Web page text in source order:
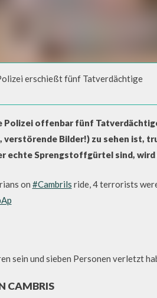
erschießt fünf Tatverdächtige
ERSCHIESST
Polizei offenbar fünf
Bilder!) zu sehen ist,
echte Sprengstoffgürtel sind,
on #Cambrils ride, 4 terrorists
sein und sieben Personen verletzt
CAMBRIS